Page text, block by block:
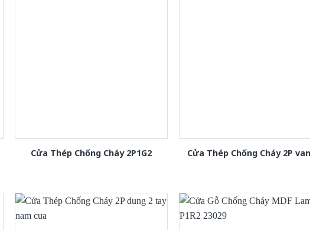
Cửa Thép Chống Cháy 2P1G2 Cửa Thép Chống Cháy 2P